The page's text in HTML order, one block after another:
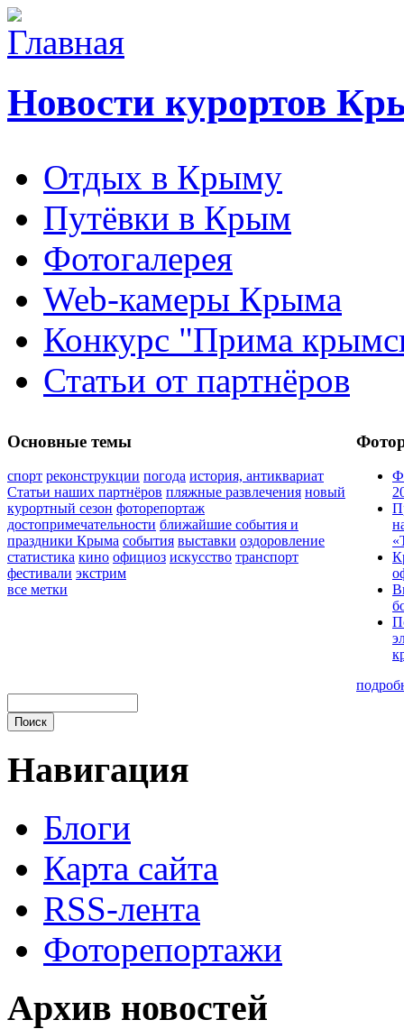
Новости курортов
Отдых в Крыму
Путёвки в Крым
Фотогалерея
Web-камеры Крыма
Конкурс "Прима
Статьи от партнёров
Основные темы
спорт реконструкции погода история, антиквариат
Статьи наших партнёров пляжные развлечения новый
курортный сезон фоторепортаж
достопримечательности ближайшие события и
праздники Крыма события выставки оздоровление
статистика кино официоз искусство транспорт
фестивали экстрим
все метки
Навигация
Блоги
Карта сайта
RSS-лента
Фоторепортажи
Архив новостей